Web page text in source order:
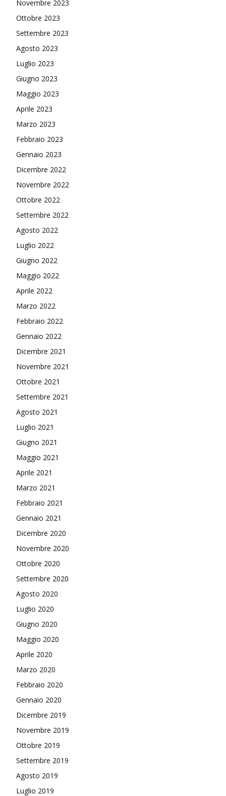
Novembre 2023
Ottobre 2023
Settembre 2023
Agosto 2023
Luglio 2023
Giugno 2023
Maggio 2023
Aprile 2023
Marzo 2023
Febbraio 2023
Gennaio 2023
Dicembre 2022
Novembre 2022
Ottobre 2022
Settembre 2022
Agosto 2022
Luglio 2022
Giugno 2022
Maggio 2022
Aprile 2022
Marzo 2022
Febbraio 2022
Gennaio 2022
Dicembre 2021
Novembre 2021
Ottobre 2021
Settembre 2021
Agosto 2021
Luglio 2021
Giugno 2021
Maggio 2021
Aprile 2021
Marzo 2021
Febbraio 2021
Gennaio 2021
Dicembre 2020
Novembre 2020
Ottobre 2020
Settembre 2020
Agosto 2020
Luglio 2020
Giugno 2020
Maggio 2020
Aprile 2020
Marzo 2020
Febbraio 2020
Gennaio 2020
Dicembre 2019
Novembre 2019
Ottobre 2019
Settembre 2019
Agosto 2019
Luglio 2019